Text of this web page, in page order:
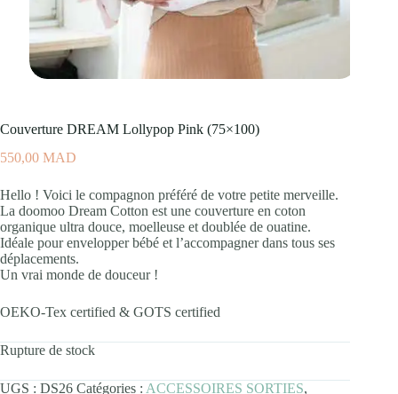
Couverture DREAM Lollypop Pink (75×100)
550,00 MAD
Hello ! Voici le compagnon préféré de votre petite merveille.
La doomoo Dream Cotton est une couverture en coton
organique ultra douce, moelleuse et doublée de ouatine.
Idéale pour envelopper bébé et l’accompagner dans tous ses
déplacements.
Un vrai monde de douceur !
OEKO-Tex certified & GOTS certified
Rupture de stock
UGS : DS26 Catégories : ACCESSOIRES SORTIES,